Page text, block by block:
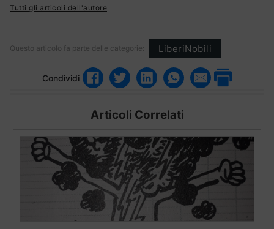
Tutti gli articoli dell'autore
Questo articolo fa parte delle categorie: LiberiNobili
Condividi
Articoli Correlati